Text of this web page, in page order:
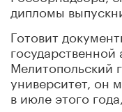
дипломы
Готовит
Мелитопольский
университет, он
в июле этого